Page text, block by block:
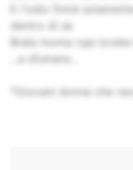
E l'odio finirà
dentro di se
Brala moma ruja
...a sfumare...
*Giovani donne che